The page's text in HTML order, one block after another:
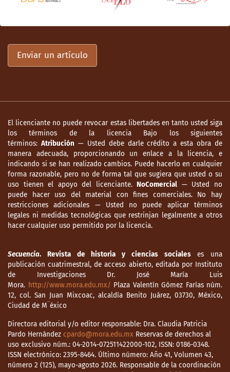
Enviar un artículo
El licenciante no puede revocar estas libertades en tanto usted siga
los términos de la licencia Bajo los siguientes
términos: Atribución — Usted debe darle crédito a esta obra de
manera adecuada, proporcionando un enlace a la licencia, e
indicando si se han realizado cambios. Puede hacerlo en cualquier
forma razonable, pero no de forma tal que sugiera que usted o su
uso tienen el apoyo del licenciante.NoComercial — Usted no
puede hacer uso del material con fines comerciales. No hay
restricciones adicionales — Usted no puede aplicar términos
legales ni medidas tecnológicas que restrinjan legalmente a otros
hacer cualquier uso permitido por la licencia.
Secuencia. Revista de historia y ciencias socialeses una
publicación cuatrimestral, de acceso abierto, editada por Instituto
de Investigaciones Dr. José María Luis
Mora. http://www.mora.edu.mx/ Plaza Valentín Gómez Farías núm.
12, col. San Juan Mixcoac, alcaldía Benito Juárez, 03730, México,
Ciudad de M¨éxico
Directora editorial y/o editor responsable: Dra. Claudia Patricia
Pardo Hernández cpardo@mora.edu.mx Reservas de derechos al
uso exclusivo núm.: 04-2014-072511422000-102, ISSN: 0186-0348.
ISSN electrónico: 2395-8464. Último número: Año 41, Volumen 43,
número 2 (125), mayo-agosto 2026. Responsable de la coordinación